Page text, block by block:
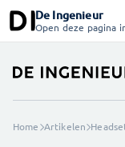
De Ingenieur
Open deze pagina
Home Artikelen